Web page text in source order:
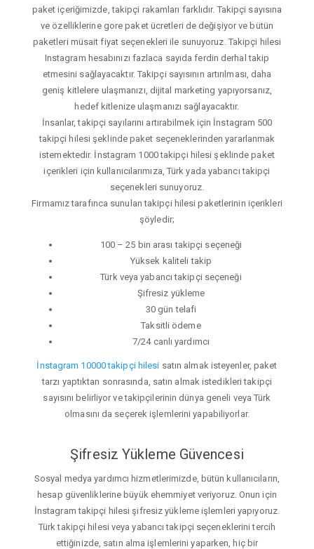
paket içeriğimizde, takipçi rakamları farklıdır. Takipçi sayısına
ve özelliklerine gore paket ücretleri de değişiyor ve bütün
paketleri müsait fiyat seçenekleri ile sunuyoruz. Takipçi hilesi
Instagram hesabınızı fazlaca sayıda ferdin derhal takip
etmesini sağlayacaktır. Takipçi sayısının artırılması, daha
geniş kitlelere ulaşmanızı, dijital marketing yapıyorsanız,
hedef kitlenize ulaşmanızı sağlayacaktır.
İnsanlar, takipçi sayılarını artırabilmek için İnstagram 500
takipçi hilesi şeklinde paket seçeneklerinden yararlanmak
istemektedir. İnstagram 1000 takipçi hilesi şeklinde paket
içerikleri için kullanıcılarımıza, Türk yada yabancı takipçi
seçenekleri sunuyoruz.
Firmamız tarafınca sunulan takipçi hilesi paketlerinin içerikleri
şöyledir;
100 – 25 bin arası takipçi seçeneği
Yüksek kaliteli takip
Türk veya yabancı takipçi seçeneği
Şifresiz yükleme
30 gün telafi
Taksitli ödeme
7/24 canlı yardımcı
İnstagram 10000 takipçi hilesi satın almak isteyenler, paket
tarzı yaptıktan sonrasında, satın almak istedikleri takipçi
sayısını belirliyor ve takipçilerinin dünya geneli veya Türk
olmasını da seçerek işlemlerini yapabiliyorlar.
Şifresiz Yükleme Güvencesi
Sosyal medya yardımcı hizmetlerimizde, bütün kullanıcıların,
hesap güvenliklerine büyük ehemmiyet veriyoruz. Onun için
İnstagram takipçi hilesi şifresiz yükleme işlemleri yapıyoruz.
Türk takipçi hilesi veya yabancı takipçi seçeneklerini tercih
ettiğinizde, satın alma işlemlerini yaparken, hiç bir